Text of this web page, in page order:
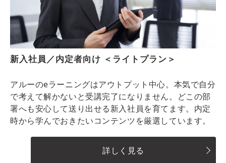
新入社員／内定者向け ＜ライトプラン＞
アルーのeラーニングはアウトプット中心。本気で自分
で考えて解かないと受講完了になりません。どこの部
署へも安心して送り出せる新入社員を育てます。内定
時から学んでおきたいコンテンツを厳選しています。
詳しく見る